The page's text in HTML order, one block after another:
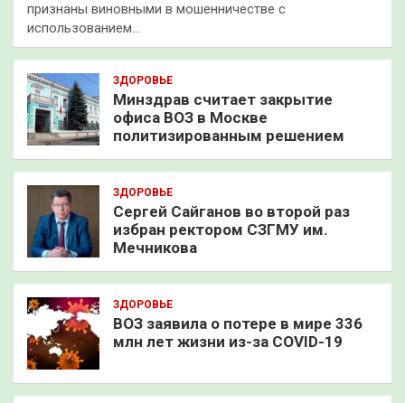
признаны виновными в мошенничестве с
использованием…
ЗДОРОВЬЕ
Минздрав считает закрытие
офиса ВОЗ в Москве
политизированным решением
ЗДОРОВЬЕ
Сергей Сайганов во второй раз
избран ректором СЗГМУ им.
Мечникова
ЗДОРОВЬЕ
ВОЗ заявила о потере в мире 336
млн лет жизни из-за COVID-19